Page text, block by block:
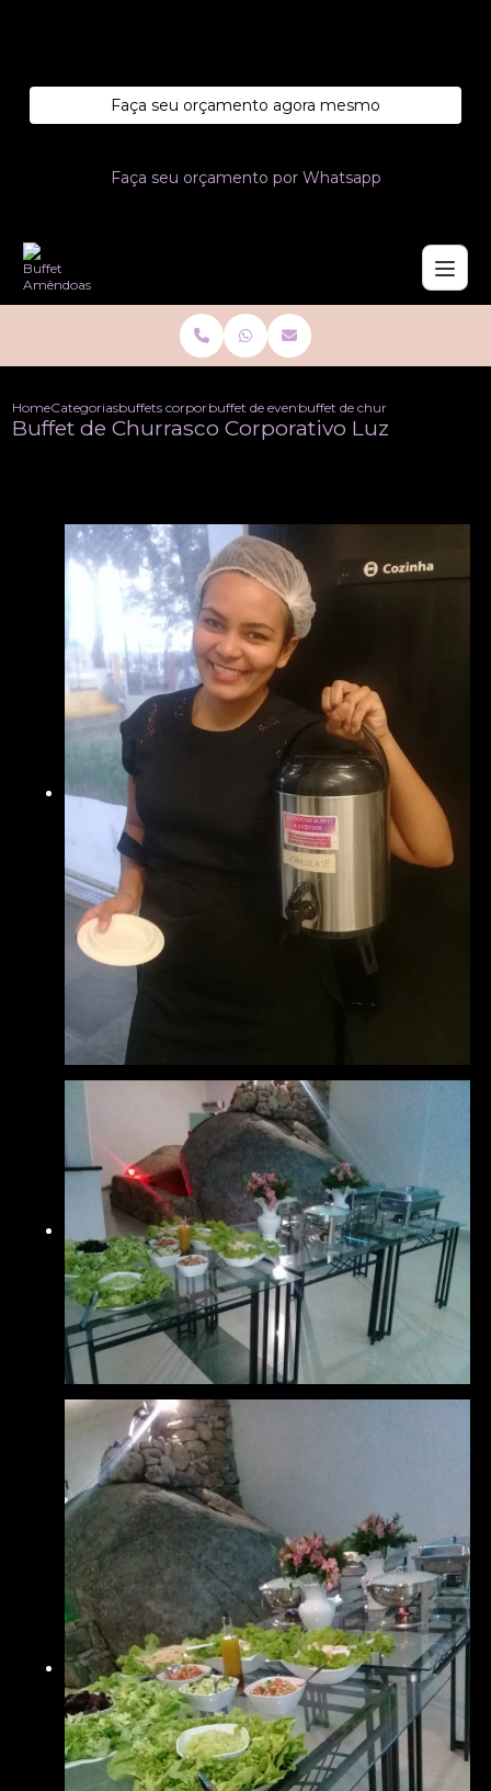
Faça seu orçamento agora mesmo
Faça seu orçamento por Whatsapp
HomeCategoriasbuffets corporativobuffet de evento corporativo
buffet de churrasco
Buffet de Churrasco Corporativo Luz